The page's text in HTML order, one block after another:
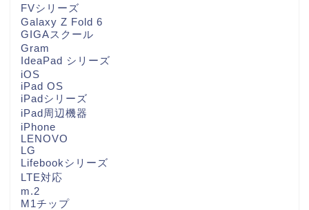
FVシリーズ
Galaxy Z Fold 6
GIGAスクール
Gram
IdeaPad シリーズ
iOS
iPad OS
iPadシリーズ
iPad周辺機器
iPhone
LENOVO
LG
Lifebookシリーズ
LTE対応
m.2
M1チップ